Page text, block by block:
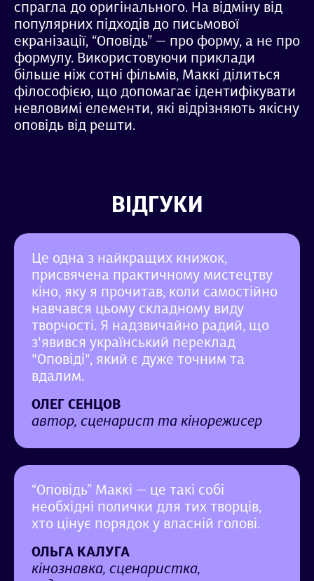
спрагла до оригінального. На відміну від
популярних підходів до письмової
екранізації, “Оповідь” — про форму, а не про
формулу. Використовуючи приклади
більше ніж сотні фільмів, Маккі ділиться
філософією, що допомагає ідентифікувати
невловимі елементи, які відрізняють якісну
оповідь від решти.
ВІДГУКИ
Це одна з найкращих книжок,
присвячена практичному мистецтву
кіно, яку я прочитав, коли самостійно
навчався цьому складному виду
творчості. Я надзвичайно радий, що
з'явився український переклад
"Оповіді", який є дуже точним та
вдалим.
ОЛЕГ СЕНЦОВ
автор, сценарист та кінорежисер
“Оповідь” Маккі — це такі собі
необхідні полички для тих творців,
хто цінує порядок у власній голові.
ОЛЬГА КАЛУГА
кінознавка, сценаристка,